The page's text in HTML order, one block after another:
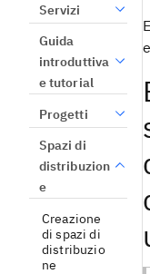
Servizi
Guida
introduttiva
e tutorial
Progetti
Spazi di
distribuzion
e
Creazione
di spazi di
distribuzio
ne